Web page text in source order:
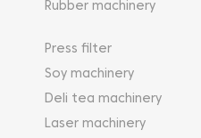
Rubber machinery
Press filter
Soy machinery
Deli tea machinery
Laser machinery